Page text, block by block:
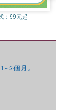
：99元起
個月。